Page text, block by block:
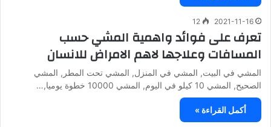
2021-11-16
12
تعرف على فوائد واهمية المشي حسب
المسافات وعلاجها لاهم الامراض للانسان
المشي في البيت, المشي في المنزل, المشي تحت المطر, المشي
الصحيح, المشي 10 كيلو في اليوم, المشي 10000 خطوة يوميا,…
أكمل القراءة »